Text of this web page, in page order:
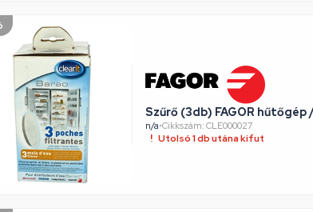
Szűrő (3db) FAGOR hűtőgép /
n/a•Cikkszám: CLE000027
Utolsó 1 db utána kifut